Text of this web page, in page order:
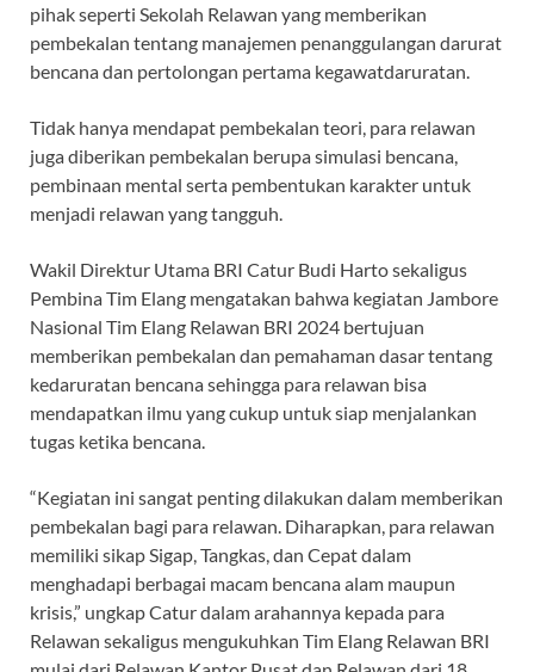
pihak seperti Sekolah Relawan yang memberikan
pembekalan tentang manajemen penanggulangan darurat
bencana dan pertolongan pertama kegawatdaruratan.
Tidak hanya mendapat pembekalan teori, para relawan
juga diberikan pembekalan berupa simulasi bencana,
pembinaan mental serta pembentukan karakter untuk
menjadi relawan yang tangguh.
Wakil Direktur Utama BRI Catur Budi Harto sekaligus
Pembina Tim Elang mengatakan bahwa kegiatan Jambore
Nasional Tim Elang Relawan BRI 2024 bertujuan
memberikan pembekalan dan pemahaman dasar tentang
kedaruratan bencana sehingga para relawan bisa
mendapatkan ilmu yang cukup untuk siap menjalankan
tugas ketika bencana.
“Kegiatan ini sangat penting dilakukan dalam memberikan
pembekalan bagi para relawan. Diharapkan, para relawan
memiliki sikap Sigap, Tangkas, dan Cepat dalam
menghadapi berbagai macam bencana alam maupun
krisis,” ungkap Catur dalam arahannya kepada para
Relawan sekaligus mengukuhkan Tim Elang Relawan BRI